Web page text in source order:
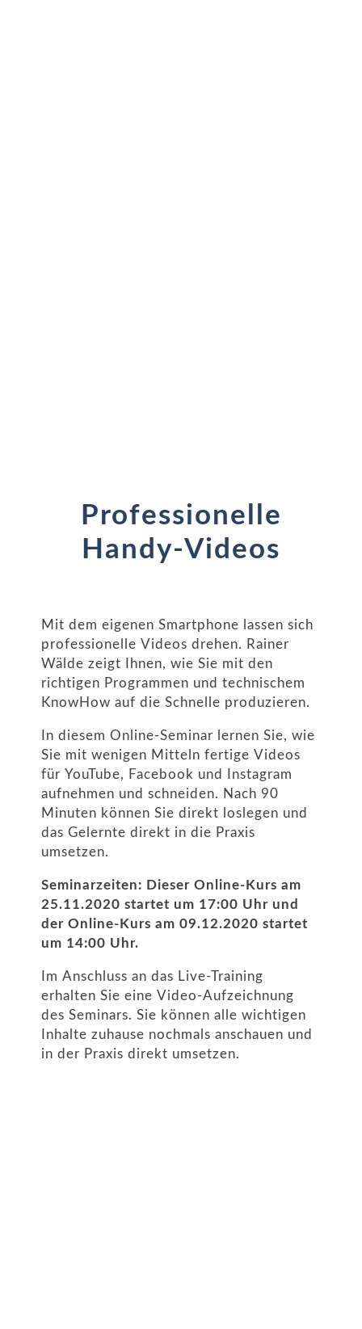
Professionelle
Handy-Videos
Mit dem eigenen Smartphone lassen sich
professionelle Videos drehen. Rainer
Wälde zeigt Ihnen, wie Sie mit den
richtigen Programmen und technischem
KnowHow auf die Schnelle produzieren.
In diesem Online-Seminar lernen Sie, wie
Sie mit wenigen Mitteln fertige Videos
für YouTube, Facebook und Instagram
aufnehmen und schneiden. Nach 90
Minuten können Sie direkt loslegen und
das Gelernte direkt in die Praxis
umsetzen.
Seminarzeiten: Dieser Online-Kurs am
25.11.2020 startet um 17:00 Uhr und
der Online-Kurs am 09.12.2020 startet
um 14:00 Uhr.
Im Anschluss an das Live-Training
erhalten Sie eine Video-Aufzeichnung
des Seminars. Sie können alle wichtigen
Inhalte zuhause nochmals anschauen und
in der Praxis direkt umsetzen.